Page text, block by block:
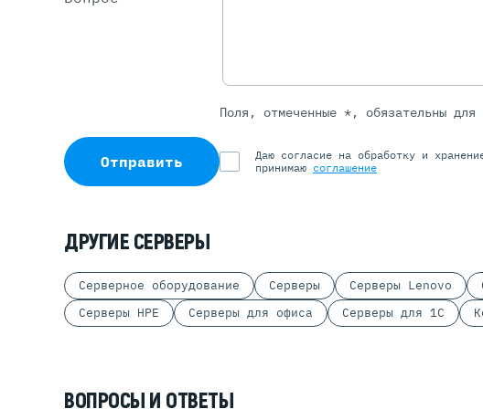
Поля, отмеченные *, обязательны для
Отправить Даю согласие на обработку и
принимаю соглашение
ДРУГИЕ СЕРВЕРЫ
Серверное оборудование Серверы Серверы Lenovo
Серверы HPE
Серверы для офиса Серверы для 1С
ВОПРОСЫ И ОТВЕТЫ